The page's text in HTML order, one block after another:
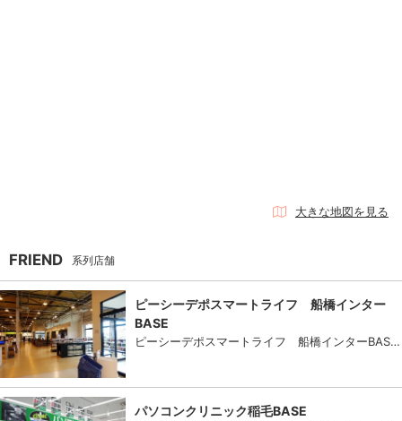
大きな地図を見る
FRIEND 系列店舗
ピーシーデポスマートライフ 船橋インター
BASE
ピーシーデポスマートライフ 船橋インターBAS…
パソコンクリニック稲毛BASE